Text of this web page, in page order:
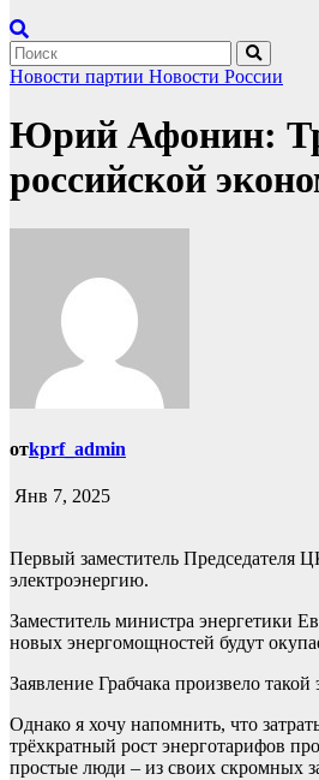
Новости партии Новости России
Юрий Афонин:
российской
отkprf_admin
Янв 7, 2025
Первый заместитель Председателя
электроэнергию.
Заместитель министра энергетики
новых энергомощностей будут
Заявление Грабчака произвело
Однако я хочу напомнить, что
трёхкратный рост энерготарифов
простые люди – из своих скромных